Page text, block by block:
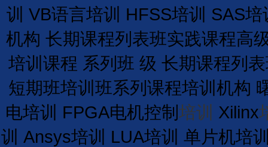
训 VB语言培训 HFSS培训 SAS培
机构 长期课程列表班实践课程高
培训课程 系列班 级 长期课程列表
短期班培训 班系列课程培训 机构
电培训 FPGA电机控制 培训 Xilinx
训 Ansys培训 LUA培训 单片机培